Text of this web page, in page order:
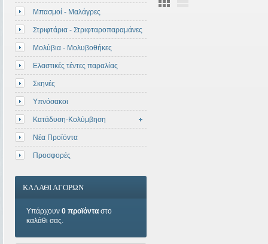
Μπασμοί - Μαλάγρες
Στριφτάρια - Στριφταροπαραμάνες
Μολύβια - Μολυβοθήκες
Ελαστικές τέντες παραλίας
Σκηνές
Υπνόσακοι
Κατάδυση-Κολύμβηση
Νέα Προϊόντα
Προσφορές
ΚΑΛΑΘΙ ΑΓΟΡΩΝ
Υπάρχουν 0 προϊόντα στο
καλάθι σας.